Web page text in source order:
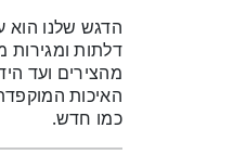
הדגש שלנו הוא
דלתות ומגירות
מהצירים ועד
האיכות
כמו חדש.